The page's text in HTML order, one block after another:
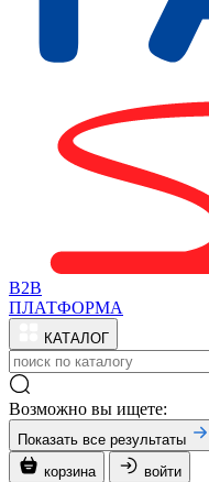
B2B
ПЛАТФОРМА
КАТАЛОГ
Возможно вы ищете:
Показать все результаты
корзина
войти